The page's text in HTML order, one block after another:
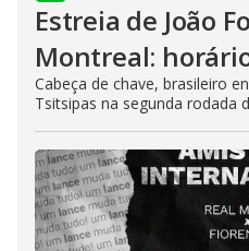
Estreia de João
Montreal:
Cabeça de chave, brasileiro
Tsitsipas na segunda rodada